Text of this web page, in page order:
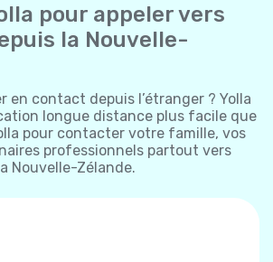
pour appeler vers
la Nouvelle-
en contact depuis l’étranger ? Yolla
longue distance plus facile que
pour contacter votre famille, vos
professionnels partout vers
Nouvelle-Zélande.